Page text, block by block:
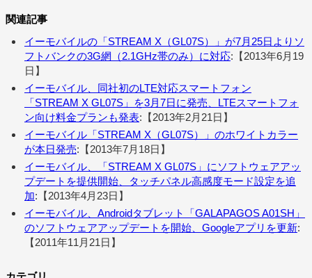
関連記事
イーモバイルの「STREAM X（GL07S）」が7月25日よりソ
フトバンクの3G網（2.1GHz帯のみ）に対応:【2013年6月19
日】
イーモバイル、同社初のLTE対応スマートフォン
「STREAM X GL07S」を3月7日に発売、LTEスマートフォ
ン向け料金プランも発表:【2013年2月21日】
イーモバイル「STREAM X（GL07S）」のホワイトカラー
が本日発売:【2013年7月18日】
イーモバイル、「STREAM X GL07S」にソフトウェアアッ
プデートを提供開始、タッチパネル高感度モード設定を追
加:【2013年4月23日】
イーモバイル、Androidタブレット「GALAPAGOS A01SH」
のソフトウェアアップデートを開始、Googleアプリを更新:
【2011年11月21日】